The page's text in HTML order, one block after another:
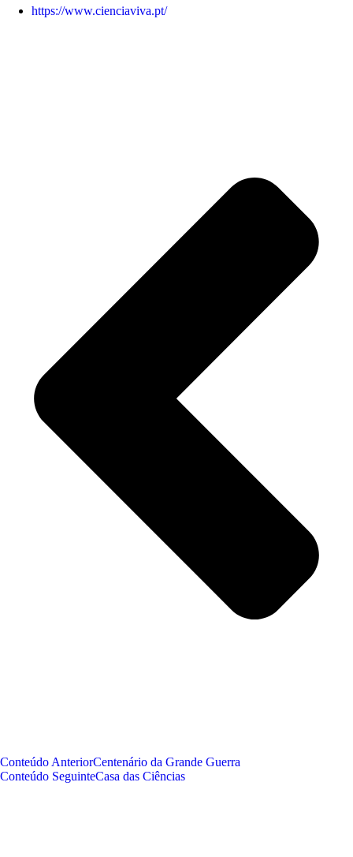
https://www.cienciaviva.pt/
Conteúdo AnteriorCentenário da Grande Guerra
Conteúdo SeguinteCasa das Ciências